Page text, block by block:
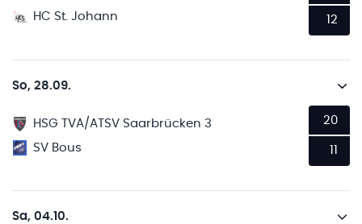
HC St. Johann
12
So, 28.09.
HSG TVA/ATSV Saarbrücken 3
SV Bous
20
Sa, 04.10.